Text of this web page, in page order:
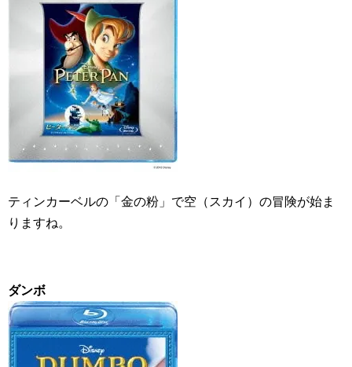
ティンカーベルの「金の粉」で空（スカイ）の冒険が始ま
りますね。
ダンボ